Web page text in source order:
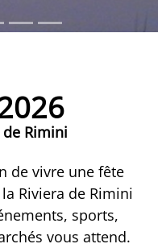
Rimini
de vivre une fête
Riviera de Rimini
sports,
vous attend.